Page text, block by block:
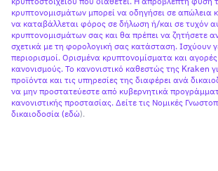
κρυπτονομισμάτων μπορεί να οδηγήσει σε απώλεια
να καταβάλλεται φόρος σε δήλωση ή/και σε τυχόν
κρυπτονομισμάτων σας και θα πρέπει να ζητήσετε
σχετικά με τη φορολογική σας κατάσταση. Ισχύουν
περιορισμοί. Ορισμένα κρυπτονομίσματα και
κανονισμούς. Το κανονιστικό καθεστώς της Kraken
προϊόντα και τις υπηρεσίες της διαφέρει ανά
να μην προστατεύεστε από κυβερνητικά
κανονιστικής προστασίας. Δείτε τις Νομικές
δικαιοδοσία (εδώ).